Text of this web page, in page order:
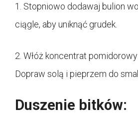
1. Stopniowo dodawaj bulion
ciągle, aby uniknąć grudek.
2. Włóż koncentrat
Dopraw solą i pieprzem do
Duszenie bitków: